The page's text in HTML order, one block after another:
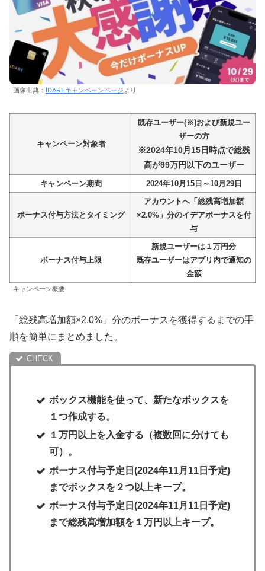
画像出典： IDAREキャンペーンページ より
キャンペーン対象者
既存ユーザー(※)および新規ユー
ザーの方
※2024年10月15日時点で総残
高が99万円以下のユーザー
キャンペーン期間 2024年10月15日～10月29日
ボーナス付与方法とタイミング
アカウントへ「総残高増加額
×2.0%」分のイデアボーナスを付
与
ボーナス付与上限
新規ユーザーは１万円分
既存ユーザーはアプリ内で通知の
金額
キャンペーン概要
「総残高増加額×2.0%」分のボーナスを獲得するまでの手
順を簡単にまとめました。
ボックス機能を使って、新たなボックスを
１つ作成する。
１万円以上を入金する（複数回に分けても
可）。
ボーナス付与予定日(2024年11月11日予定)
までボックスを２つ以上キープ。
ボーナス付与予定日(2024年11月11日予定)
まで総残高増加額を１万円以上キープ。